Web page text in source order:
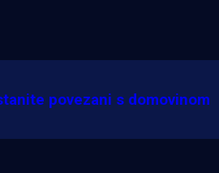
povezani s domovinom